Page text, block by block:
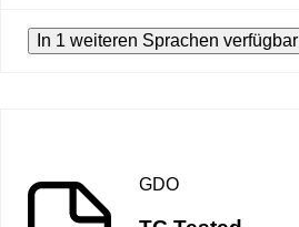
In 1 weiteren Sprachen verfügbar
GDO